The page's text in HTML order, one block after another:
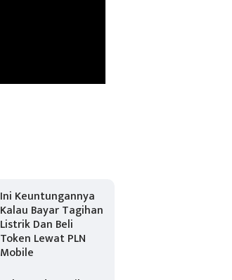
Ini Keuntungannya
Kalau Bayar Tagihan
Listrik Dan Beli
Token Lewat PLN
Mobile